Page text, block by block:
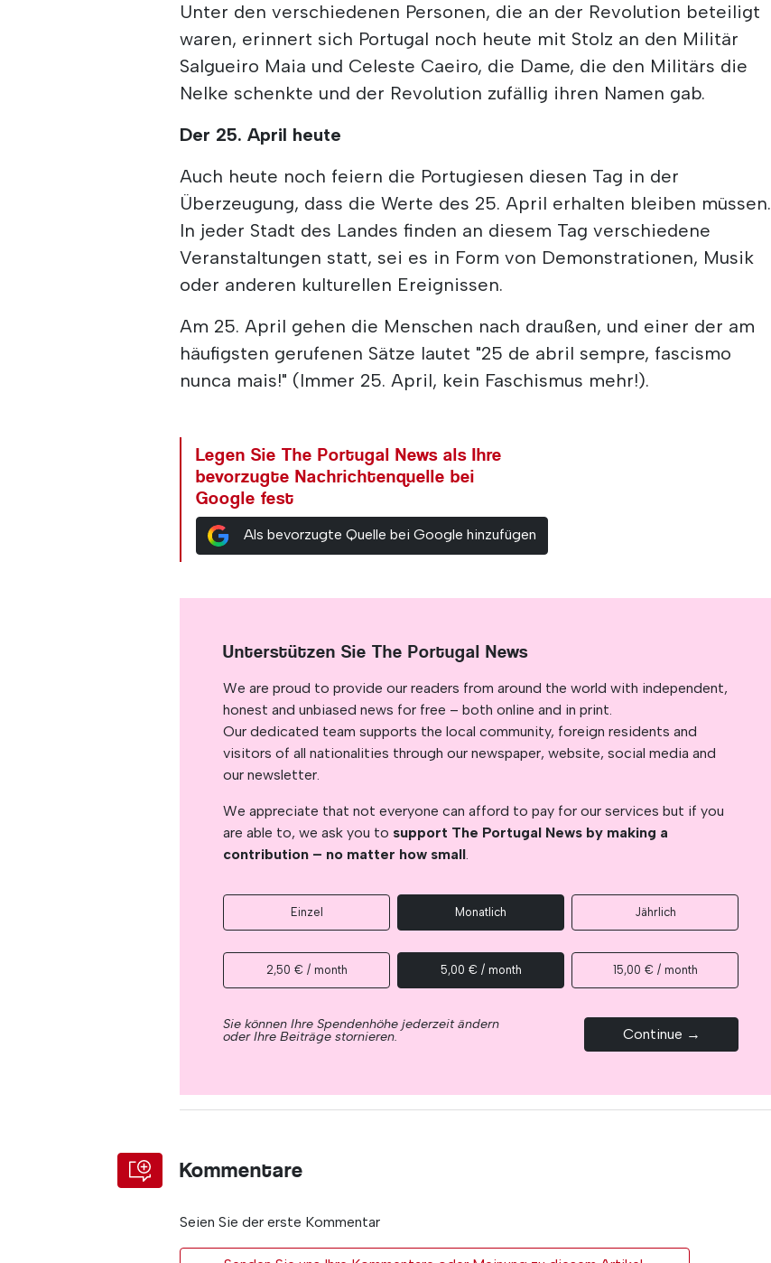
Unter den verschiedenen Personen, die an der Revolution beteiligt
waren, erinnert sich Portugal noch heute mit Stolz an den Militär
Salgueiro Maia und Celeste Caeiro, die Dame, die den Militärs die
Nelke schenkte und der Revolution zufällig ihren Namen gab.
Der 25. April heute
Auch heute noch feiern die Portugiesen diesen Tag in der
Überzeugung, dass die Werte des 25. April erhalten bleiben müssen.
In jeder Stadt des Landes finden an diesem Tag verschiedene
Veranstaltungen statt, sei es in Form von Demonstrationen, Musik
oder anderen kulturellen Ereignissen.
Am 25. April gehen die Menschen nach draußen, und einer der am
häufigsten gerufenen Sätze lautet "25 de abril sempre, fascismo
nunca mais!" (Immer 25. April, kein Faschismus mehr!).
Legen Sie The Portugal News als Ihre
bevorzugte Nachrichtenquelle bei
Google fest
Als bevorzugte Quelle bei Google hinzufügen
Unterstützen Sie The Portugal News
We are proud to provide our readers from around the world with independent,
honest and unbiased news for free – both online and in print.
Our dedicated team supports the local community, foreign residents and
visitors of all nationalities through our newspaper, website, social media and
our newsletter.
We appreciate that not everyone can afford to pay for our services but if you
are able to, we ask you to support The Portugal News by making a
contribution – no matter how small.
Einzel Monatlich Jährlich
2,50 € / month 5,00 € / month 15,00 € / month
Sie können Ihre Spendenhöhe jederzeit ändern
oder Ihre Beiträge stornieren. Continue →
Kommentare
Seien Sie der erste Kommentar